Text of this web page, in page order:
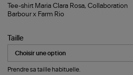
Tee-
shirt
Rosa,
Collaboration
Barbour
Farm
Tee-shirt Maria Clara Rosa, Collaboration
Barbour x Farm Rio
Taille
Prendre sa taille habituelle.